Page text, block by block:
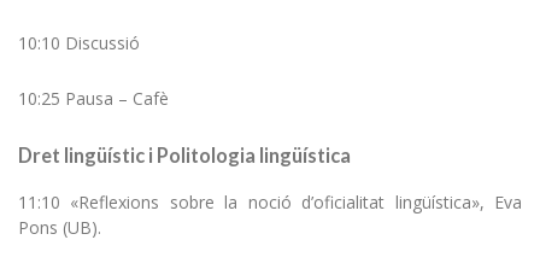
10:10 Discussió
10:25 Pausa – Cafè
Dret lingüístic i Politologia lingüística
11:10 «Reflexions sobre la noció d’oficialitat lingüística», Eva
Pons (UB).